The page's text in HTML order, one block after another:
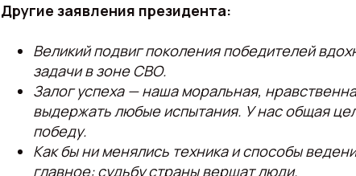
Другие заявления президента:
Великий подвиг поколения победителей
задачи в зоне СВО.
Залог успеха — наша моральная,
выдержать любые испытания. У нас общая
победу.
Как бы ни менялись техника и способы
главное: судьбу страны вершат люди.